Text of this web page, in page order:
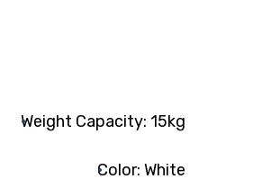
Weight Capacity: 15kg
Color: White